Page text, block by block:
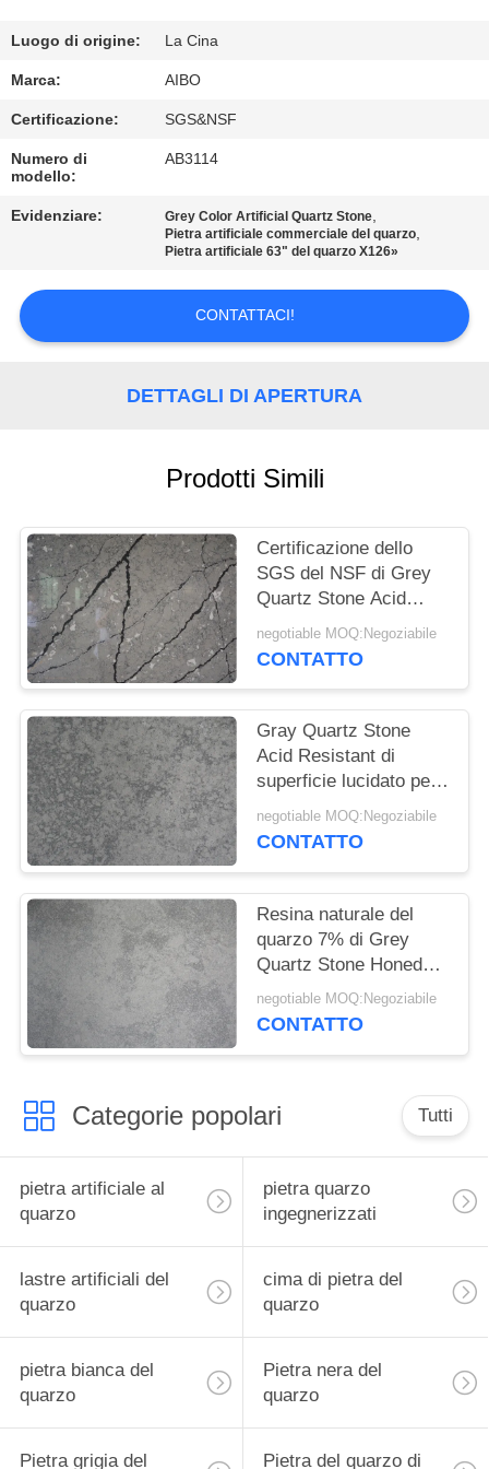
DI
QUALITÀ
CONTATTICI
NOTIZIE
RICHIEDA
UNA
PRIVACY
POLICY
Luogo di origine: La Cina
Marca: AIBO
Certificazione: SGS&NSF
Numero di
modello:
AB3114
Evidenziare: Grey Color Artificial Quartz Stone,
Pietra artificiale commerciale del quarzo,
Pietra artificiale 63" del quarzo X126»
CONTATTACI!
DETTAGLI DI APERTURA
Prodotti Simili
Certificazione dello
SGS del NSF di Grey
Quartz Stone Acid
Resistant di vetro del
controsoffitto della
negotiable MOQ:Negoziabile
CONTATTO
Gray Quartz Stone
Acid Resistant di
superficie lucidato per
il punto del blocchetto
del controsoffitto della
negotiable MOQ:Negoziabile
CONTATTO
Resina naturale del
quarzo 7% di Grey
Quartz Stone Honed
Surface 93% del
davanzale della
negotiable MOQ:Negoziabile
CONTATTO
Categorie popolari Tutti
pietra artificiale al
quarzo
pietra quarzo
ingegnerizzati
lastre artificiali del
quarzo
cima di pietra del
quarzo
pietra bianca del
quarzo
Pietra nera del
quarzo
Pietra grigia del Pietra del quarzo di